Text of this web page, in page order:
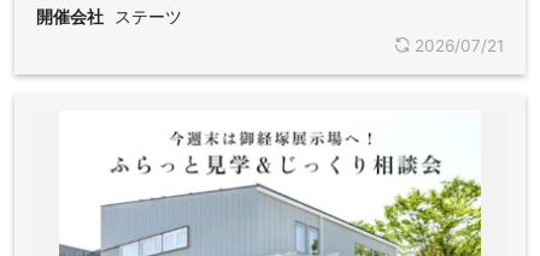
開催会社
ステーツ
2026/07/21